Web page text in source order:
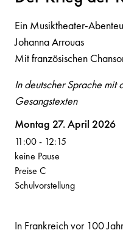
In Frankreich vor 100
Ein Musiktheater-
Johanna Arrouas
Mit französischen
In deutscher Sprache mit
Gesangstexten
Volksoper
Montag 27. April 2026
11:00- 12:15
keine Pause
Preise C
Schulvorstellung